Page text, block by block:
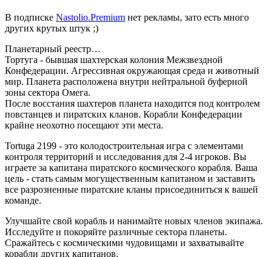
В подписке Nastolio.Premium нет рекламы, зато есть много
других крутых штук ;)
Планетарный реестр…
Тортуга - бывшая шахтерская колония Межзвездной
Конфедерации. Агрессивная окружающая среда и животный
мир. Планета расположена внутри нейтральной буферной
зоны сектора Омега.
После восстания шахтеров планета находится под контролем
повстанцев и пиратских кланов. Корабли Конфедерации
крайне неохотно посещают эти места.
Tortuga 2199 - это колодостроительная игра с элементами
контроля территорий и исследования для 2-4 игроков. Вы
играете за капитана пиратского космического корабля. Ваша
цель - стать самым могущественным капитаном и заставить
все разрозненные пиратские кланы присоединиться к вашей
команде.
Улучшайте свой корабль и нанимайте новых членов экипажа.
Исследуйте и покоряйте различные сектора планеты.
Сражайтесь с космическими чудовищами и захватывайте
корабли других капитанов.